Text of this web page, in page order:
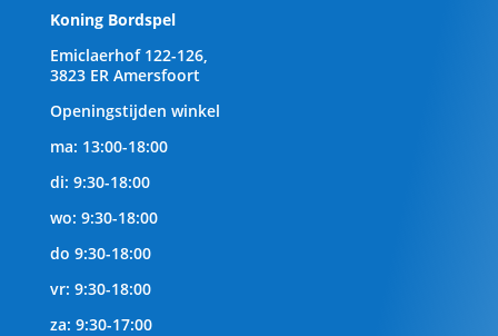
Koning Bordspel
Emiclaerhof 122-126,
3823 ER Amersfoort
Openingstijden winkel
ma: 13:00-18:00
di: 9:30-18:00
wo: 9:30-18:00
do 9:30-18:00
vr: 9:30-18:00
za: 9:30-17:00